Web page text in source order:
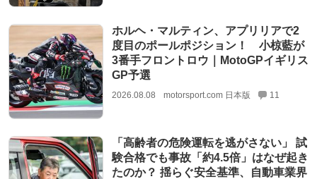
ホルヘ・マルティン、アプリリアで2
度目のポールポジション！ 小椋藍が
3番手フロントロウ｜MotoGPイギリス
GP予選
2026.08.08 motorsport.com 日本版 11
「高齢者の危険運転を逃がさない」 試
験合格でも事故「約4.5倍」はなぜ起き
たのか？ 揺らぐ安全基準、自動車業界